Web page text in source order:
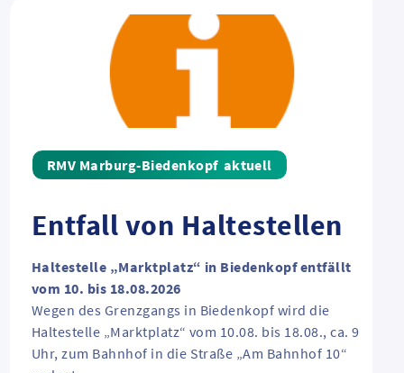
aktuell
Entfall von Haltestellen
Haltestelle „Marktplatz“ in Biedenkopf entfällt
vom 10. bis 18.08.2026
Wegen des Grenzgangs in Biedenkopf wird die
Haltestelle „Marktplatz“ vom 10.08. bis 18.08., ca. 9
Uhr, zum Bahnhof in die Straße „Am Bahnhof 10“